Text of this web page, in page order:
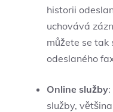
historii
uchovává
můžete se tak
odeslaného
Online služby
služby,